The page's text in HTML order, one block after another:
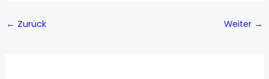
← Zurück Weiter →